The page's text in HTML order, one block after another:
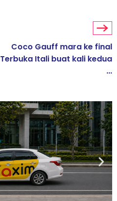
Coco Gauff mara ke final
Terbuka Itali buat kali kedua
...